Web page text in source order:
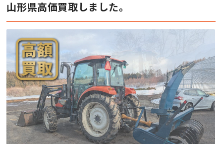
山形県高価買取しました。